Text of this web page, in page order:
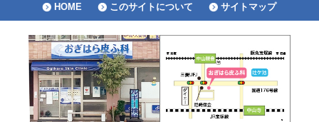
HOME このサイトについて サイトマップ